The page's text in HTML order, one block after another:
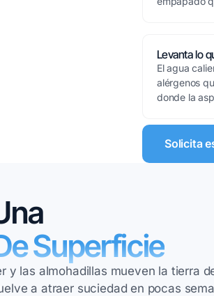
Levanta lo
El agua
alérgenos
donde la
Solicita
Superficie
y las almohadillas mueven la tierra
a atraer suciedad en pocas